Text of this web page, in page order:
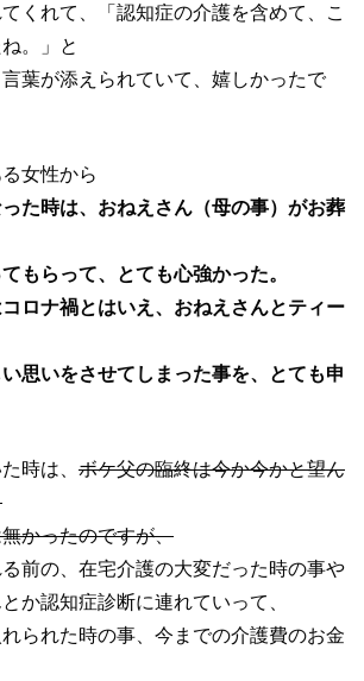
くれて、「認知症の介護を含めて、こ
。」と
葉が添えられていて、嬉しかったで
女性から
った時は、おねえさん（母の事）がお葬
もらって、とても心強かった。
ロナ禍とはいえ、おねえさんとティー
思いをさせてしまった事を、とても申
時は、 ボケ父の臨終は今か今かと望ん
かったのですが、
前の、在宅介護の大変だった時の事や
か認知症診断に連れていって、
られた時の事、今までの介護費のお金